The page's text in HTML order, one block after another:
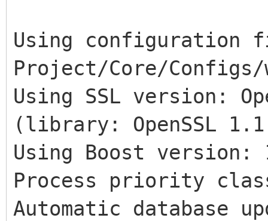
Using configuration
Project/Core/
Using SSL version:
(library: OpenSSL
Using Boost version:
Process priority
Automatic database